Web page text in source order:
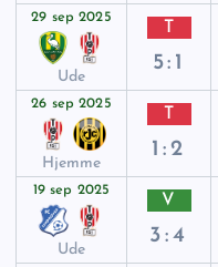
29 sep 2025
Ude
5:1
26 sep 2025
Hjemme
1:2
19 sep 2025
Ude
V
3:4